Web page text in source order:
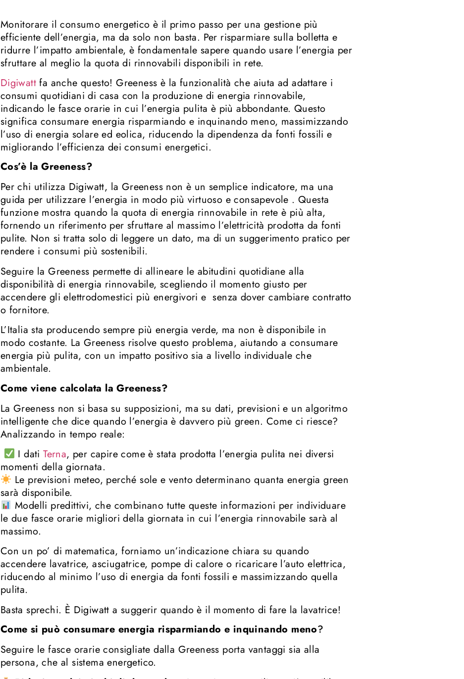
Monitorare il consumo energetico è il primo passo per una gestione più
efficiente dell’energia, ma da solo non basta. Per risparmiare sulla bolletta e
ridurre l’impatto ambientale, è fondamentale sapere quando usare l’energia per
sfruttare al meglio la quota di rinnovabili disponibili in rete.
Digiwatt fa anche questo! Greeness è la funzionalità che aiuta ad adattare i
consumi quotidiani di casa con la produzione di energia rinnovabile,
indicando le fasce orarie in cui l’energia pulita è più abbondante. Questo
significa consumare energia risparmiando e inquinando meno, massimizzando
l’uso di energia solare ed eolica, riducendo la dipendenza da fonti fossili e
migliorando l’efficienza dei consumi energetici.
Cos’è la Greeness?
Per chi utilizza Digiwatt, la Greeness non è un semplice indicatore, ma una
guida per utilizzare l’energia in modo più virtuoso e consapevole . Questa
funzione mostra quando la quota di energia rinnovabile in rete è più alta,
fornendo un riferimento per sfruttare al massimo l’elettricità prodotta da fonti
pulite. Non si tratta solo di leggere un dato, ma di un suggerimento pratico per
rendere i consumi più sostenibili.
Seguire la Greeness permette di allineare le abitudini quotidiane alla
disponibilità di energia rinnovabile, scegliendo il momento giusto per
accendere gli elettrodomestici più energivori e senza dover cambiare contratto
o fornitore.
L’Italia sta producendo sempre più energia verde, ma non è disponibile in
modo costante. La Greeness risolve questo problema, aiutando a consumare
energia più pulita, con un impatto positivo sia a livello individuale che
ambientale.
Come viene calcolata la Greeness?
La Greeness non si basa su supposizioni, ma su dati, previsioni e un algoritmo
intelligente che dice quando l’energia è davvero più green. Come ci riesce?
Analizzando in tempo reale:
I datiTerna, per capire come è stata prodotta l’energia pulita nei diversi
momenti della giornata.
Le previsioni meteo, perché sole e vento determinano quanta energia green
sarà disponibile.
Modelli predittivi, che combinano tutte queste informazioni per individuare
le due fasce orarie migliori della giornata in cui l’energia rinnovabile sarà al
massimo.
Con un po’ di matematica, forniamo un’indicazione chiara su quando
accendere lavatrice, asciugatrice, pompe di calore o ricaricare l’auto elettrica,
riducendo al minimo l’uso di energia da fonti fossili e massimizzando quella
pulita.
Basta sprechi. È Digiwatt a suggerir quando è il momento di fare la lavatrice!
Come si può consumare energia risparmiando e inquinando meno?
Seguire le fasce orarie consigliate dalla Greeness porta vantaggi sia alla
persona, che al sistema energetico.